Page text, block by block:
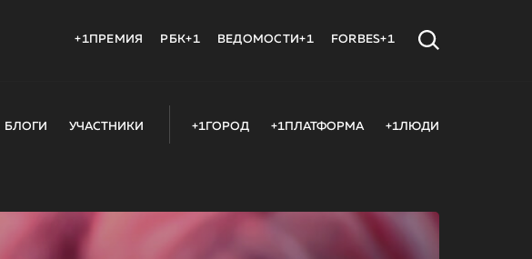
+1ПРЕМИЯ РБК+1 ВЕДОМОСТИ+1 FORBES+1
БЛОГИ УЧАСТНИКИ +1ГОРОД +1ПЛАТФОРМА +1ЛЮДИ